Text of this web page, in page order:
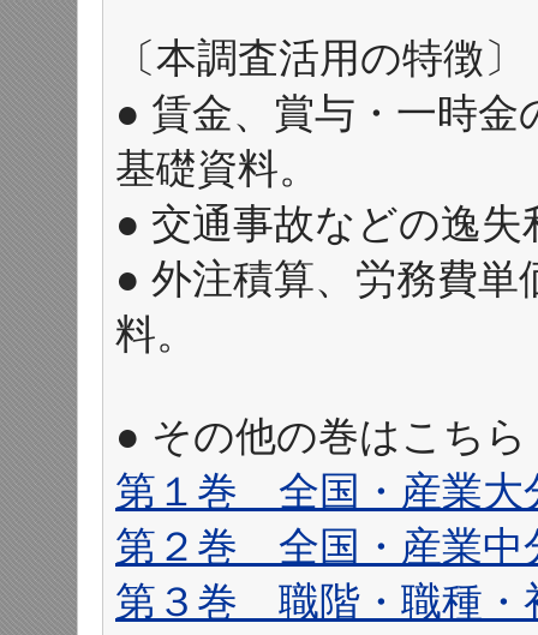
〔本調査活用の特徴〕
● 賃金、賞与・一時
基礎資料。
● 交通事故などの逸
● 外注積算、労務費
料。
● その他の巻はこちら
第１巻 全国・産業大
第２巻 全国・産業中
第３巻 職階・職種・